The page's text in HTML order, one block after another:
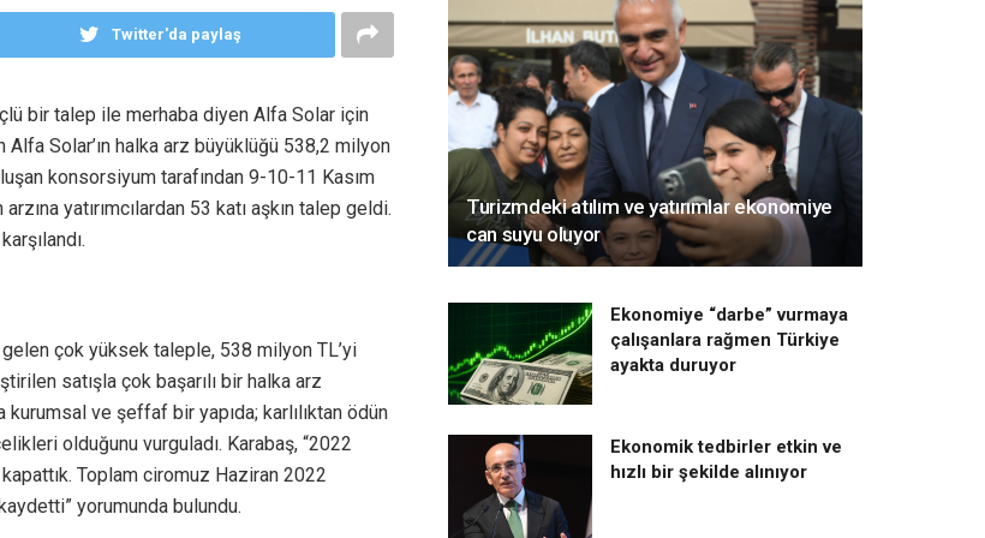
Twitter'da paylaş
bir talep ile merhaba diyen Alfa Solar için
Solar’ın halka arz büyüklüğü 538,2 milyon
konsorsiyum tarafından 9-10-11 Kasım
yatırımcılardan 53 katı aşkın talep geldi.
çok yüksek taleple, 538 milyon TL’yi
satışla çok başarılı bir halka arz
ve şeffaf bir yapıda; karlılıktan ödün
olduğunu vurguladı. Karabaş, “2022
Toplam ciromuz Haziran 2022
yorumunda bulundu.
Turizmdeki atılım ve yatırımlar ekonomiye
can suyu oluyor
Ekonomiye “darbe” vurmaya
çalışanlara rağmen Türkiye
ayakta duruyor
Ekonomik tedbirler etkin ve
hızlı bir şekilde alınıyor